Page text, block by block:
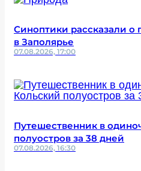
Синоптики рассказали о
в Заполярье
07.08.2026, 17:00
Путешественник в
полуостров за 38 дней
07.08.2026, 16:30